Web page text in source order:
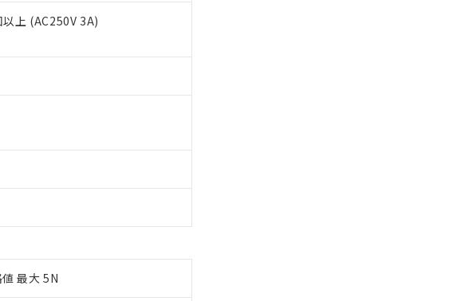
上 (AC250V 3A)
最大 5N
価格はお客様のお取引先、またはお客様担当のオムロン制御機器販売店・
。
当社販売拠点は「販売ネットワーク
果を当社の事前の承諾なく第三者に漏洩または開示しないようお願いしま
に関するお客様との取引・商談に必要な範囲で利用することをご了承くだ
"個人情報の共同利用に関して"
の「1.共同利用者の範囲」に記載されて
り、予定月が前後することがあります。
証明書
準）
テル類４物質の対応では、対応完了までの期間は出荷製品に未対応品が
を記載しておりました。
べてが基準値以下であることを示します。
て有害物質が外部に漏えいし、環境に深刻な影響を及ぼさない年数を意
門へお問い合わせください。
、ミサイル、化学兵器、生物兵器またはその他武器並びにこれらの製造装
ん。
に販売する場合は、上記1、2および3の内容を当該第三者に通知します。
販売に係わる関係者が違法に輸出するおそれがある場合は、取り引きをい
況については、お客様のお取引先、またはお客様担当のオムロン制御
員にご確認ください)